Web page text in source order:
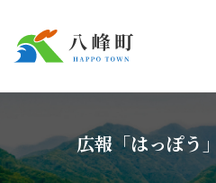
Foreign
広報「はっぽう